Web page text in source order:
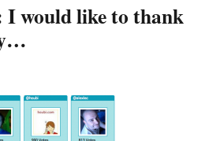
would like to thank